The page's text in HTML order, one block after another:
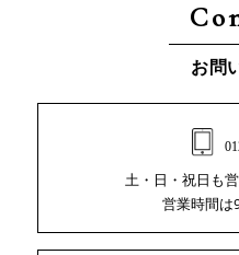
お問
土・日・祝日も
営業時間は